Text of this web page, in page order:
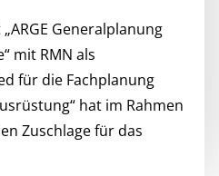
Generalplanung
mit RMN als
für die Fachplanung
hat im Rahmen
Zuschlage für das